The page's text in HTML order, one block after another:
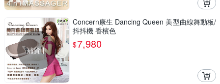
補貨中
Concern康生 Dancing Queen 美型曲線舞動板/
抖抖機 香檳色
$7,980